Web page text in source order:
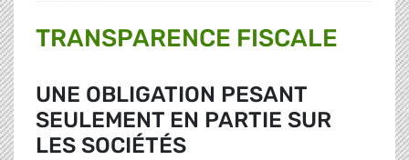
TRANSPARENCE FISCALE
UNE OBLIGATION PESANT
SEULEMENT EN PARTIE SUR
LES SOCIÉTÉS